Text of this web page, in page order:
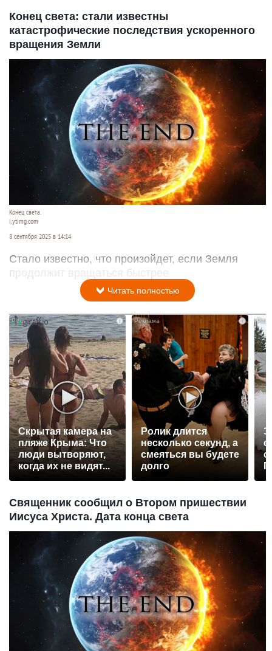
Конец света: стали известны
катастрофические последствия ускоренного
вращения Земли
Конец света.
i.ytimg.com
8 сентября 2025 в 14:14
Стало известно, что произойдет, если Земля
продолжит вращаться быстрее
Читать полностью
i
Скрытая камера на
пляже Крыма: Что
люди вытворяют,
когда их не видят...
Ролик длится
несколько секунд, а
смеяться вы будете
долго
Священник сообщил о Втором пришествии
Иисуса Христа. Дата конца света